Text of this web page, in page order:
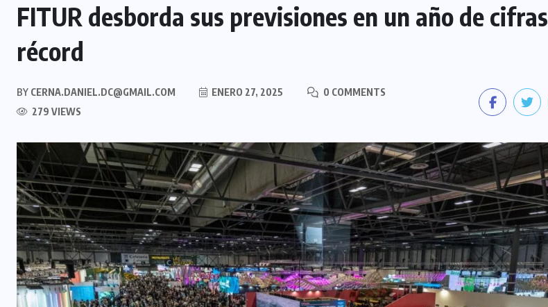
FITUR desborda sus previsiones en un año de cifras
récord
BY CERNA.DANIEL.DC@GMAIL.COM ENERO 27, 2025
0 COMMENTS
279 VIEWS